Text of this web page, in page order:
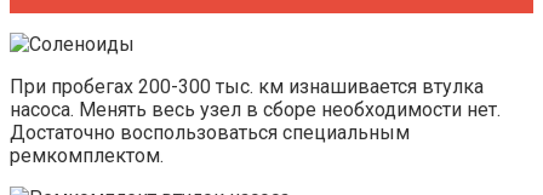
При пробегах 200-300 тыс. км изнашивается втулка
насоса. Менять весь узел в сборе необходимости нет.
Достаточно воспользоваться специальным
ремкомплектом.